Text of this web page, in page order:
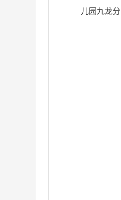
儿园九龙